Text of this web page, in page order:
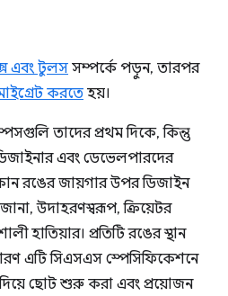
এবং টুলস সম্পর্কে পড়ুন, তারপর
করতে হয়।
তাদের প্রথম দিকে, কিন্তু
এবং ডেভেলপারদের
রঙের জায়গার উপর ডিজাইন
উদাহরণস্বরূপ, ক্রিয়েটর
হাতিয়ার। প্রতিটি রঙের স্থান
এটি সিএসএস স্পেসিফিকেশনে
ছোট শুরু করা এবং প্রয়োজন